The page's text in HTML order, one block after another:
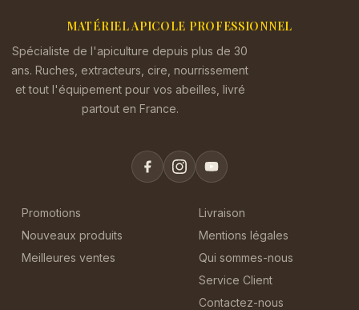
MATÉRIEL APICOLE PROFESSIONNEL
Spécialiste de l'apiculture depuis plus de 30
ans. Ruches, extracteurs, cire, nourrissement
et tout l'équipement pour vos abeilles, livré
partout en France.
Promotions
Nouveaux produits
Meilleures ventes
Livraison
Mentions légales
Qui sommes-nous
Service Client
Contactez-nous